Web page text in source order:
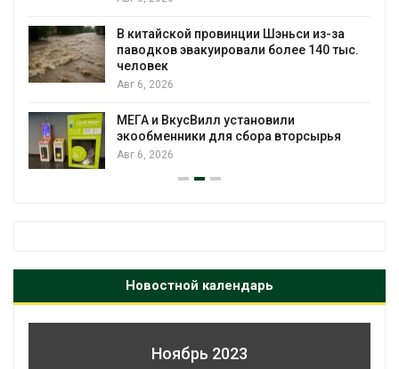
провинции Шэньси из-за
более 140 тыс.
установили
для сбора вторсырья
«животный»
мяса
Авг 6, 2026
Новостной календарь
Ноябрь 2023